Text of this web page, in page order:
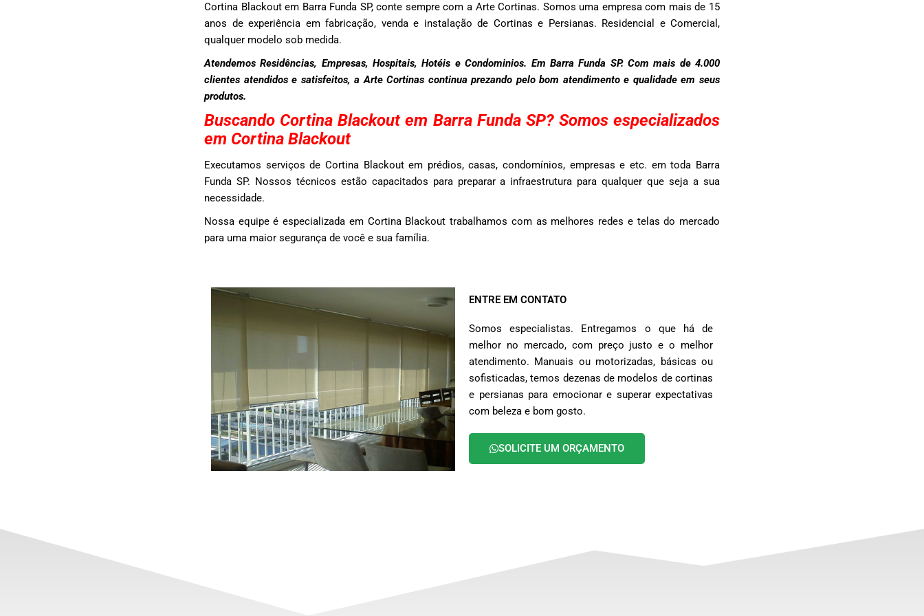
Cortina Blackout em Barra Funda SP, conte sempre com a Arte Cortinas. Somos uma empresa com mais de 15
anos de experiência em fabricação, venda e instalação de Cortinas e Persianas. Residencial e Comercial,
qualquer modelo sob medida.
Atendemos Residências, Empresas, Hospitais, Hotéis e Condominios. Em Barra Funda SP. Com mais de 4.000
clientes atendidos e satisfeitos, a Arte Cortinas continua prezando pelo bom atendimento e qualidade em seus
produtos.
Buscando Cortina Blackout em Barra Funda SP? Somos especializados
em Cortina Blackout
Executamos serviços de Cortina Blackout em prédios, casas, condomínios, empresas e etc. em toda Barra
Funda SP. Nossos técnicos estão capacitados para preparar a infraestrutura para qualquer que seja a sua
necessidade.
Nossa equipe é especializada em Cortina Blackout trabalhamos com as melhores redes e telas do mercado
para uma maior segurança de você e sua família.
ENTRE EM CONTATO
Somos especialistas. Entregamos o que há de
melhor no mercado, com preço justo e o melhor
atendimento. Manuais ou motorizadas, básicas ou
sofisticadas, temos dezenas de modelos de cortinas
e persianas para emocionar e superar expectativas
com beleza e bom gosto.
SOLICITE UM ORÇAMENTO